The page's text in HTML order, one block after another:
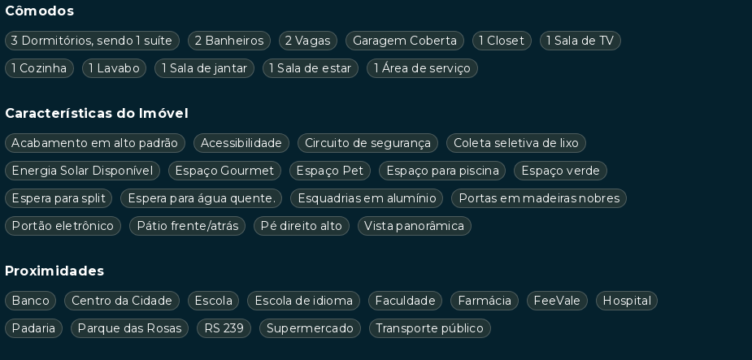
Cômodos
3 Dormitórios, sendo 1 suíte 2 Banheiros 2 Vagas Garagem Coberta 1 Closet
1 Sala de TV
1 Cozinha
1 Lavabo 1 Sala de jantar 1 Sala de estar 1 Área de serviço
Características do Imóvel
Acabamento em alto padrão Acessibilidade Circuito de segurança
Coleta seletiva de lixo
Energia Solar Disponível
Espaço Gourmet Espaço Pet Espaço para piscina
Espaço verde
Espera para split
Espera para água quente. Esquadrias em alumínio
Portas em madeiras nobres
Portão eletrônico
Pátio frente/atrás Pé direito alto Vista panorâmica
Proximidades
Banco Centro da Cidade Escola Escola de idioma Faculdade Farmácia FeeVale
Hospital
Padaria
Parque das Rosas RS 239 Supermercado Transporte público